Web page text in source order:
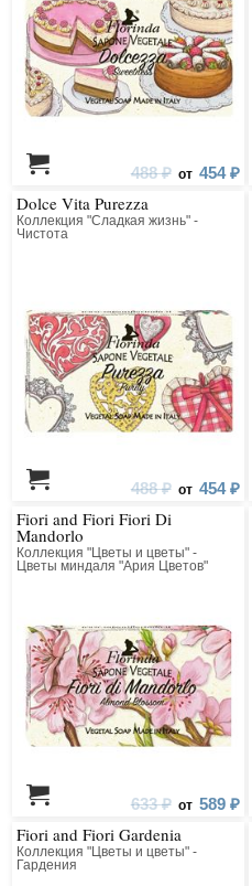
488 ₽ от 454 ₽
Dolce Vita Purezza
Коллекция "Сладкая жизнь" -
Чистота
488 ₽ от 454 ₽
Fiori and Fiori Fiori Di
Mandorlo
Коллекция "Цветы и цветы" -
Цветы миндаля "Ария Цветов"
633 ₽ от 589 ₽
Fiori and Fiori Gardenia
Коллекция "Цветы и цветы" -
Гардения